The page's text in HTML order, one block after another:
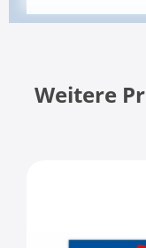
Weitere